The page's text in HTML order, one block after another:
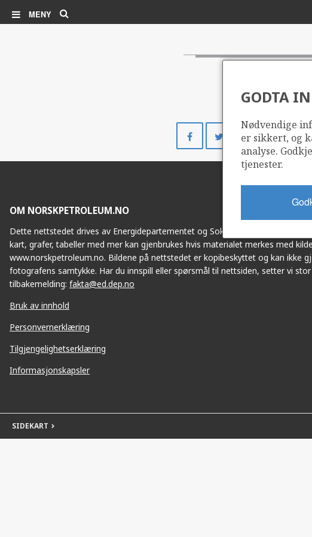
MENY
på
Facebook
Del
på
Twitter
Del
på
LinkedIn
Del
i
e-
GODTA
Nødvendige
er sikkert, og
analyse.
tjenester.
OM NORSKPETROLEUM.NO
Dette nettstedet drives av Energidepartementet og Sokkeldirektoratet i
kart, grafer, tabeller med mer kan gjenbrukes hvis materialet merkes med
www.norskpetroleum.no. Bildene på nettstedet er kopibeskyttet og kan ikke
fotografens samtykke. Har du innspill eller spørsmål til nettsiden, setter vi stor
tilbakemelding: fakta@ed.dep.no
Bruk av innhold
Personvernerklæring
Tilgjengelighetserklæring
Informasjonskapsler
SIDEKART